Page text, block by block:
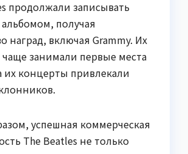
продолжали записывать
получая
наград, включая Grammy. Их
чаще занимали первые места
их концерты привлекали
успешная коммерческая
The Beatles не только